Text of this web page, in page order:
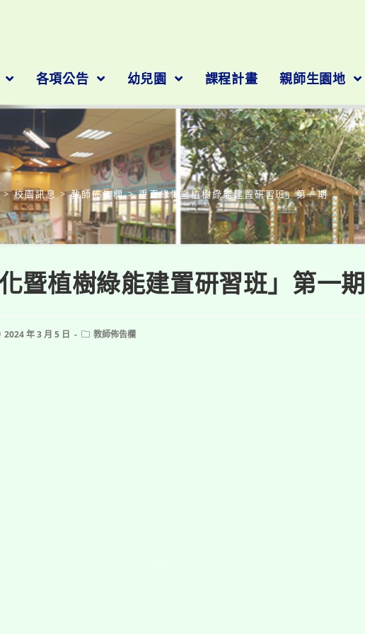
各項公告 幼兒園 課程計畫 親師生園地
部落格
> 校園訊息 > 教師佈告欄 > 垂直綠化暨植樹綠能建置研習班」第一期
暨植樹綠能建置研習班」第一期
2024 年 3 月 5 日
Post教師佈告欄